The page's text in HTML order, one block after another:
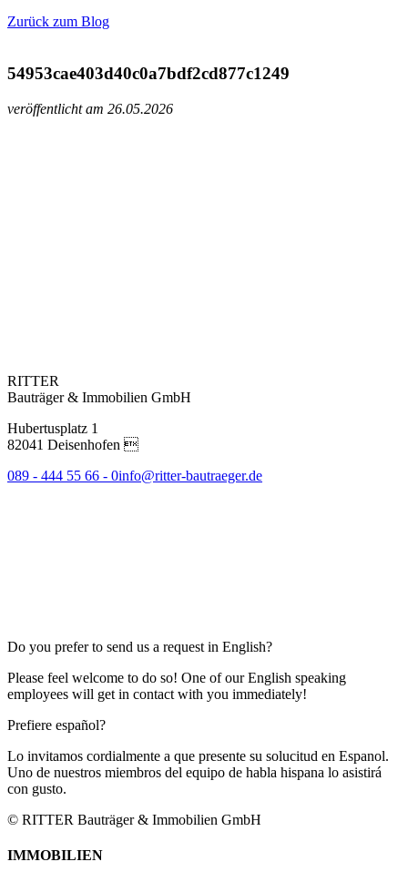
Zurück zum Blog
54953cae403d40c0a7bdf2cd877c1249
veröffentlicht am 26.05.2026
RITTER
Bauträger & Immobilien GmbH
Hubertusplatz 1
82041 Deisenhofen 
089 - 444 55 66 - 0info@ritter-bautraeger.de
Do you prefer to send us a request in English?
Please feel welcome to do so! One of our English speaking
employees will get in contact with you immediately!
Prefiere español?
Lo invitamos cordialmente a que presente su solucitud en Espanol.
Uno de nuestros miembros del equipo de habla hispana lo asistirá
con gusto.
© RITTER Bauträger & Immobilien GmbH
IMMOBILIEN